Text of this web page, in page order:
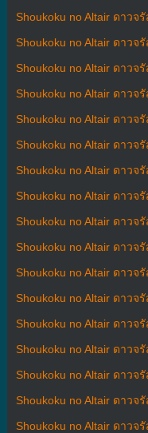
Shoukoku no Altair ดาว
Shoukoku no Altair ดาว
Shoukoku no Altair ดาว
Shoukoku no Altair ดาว
Shoukoku no Altair ดาว
Shoukoku no Altair ดาว
Shoukoku no Altair ดาว
Shoukoku no Altair ดาว
Shoukoku no Altair ดาว
Shoukoku no Altair ดาว
Shoukoku no Altair ดาว
Shoukoku no Altair ดาว
Shoukoku no Altair ดาว
Shoukoku no Altair ดาว
Shoukoku no Altair ดาว
Shoukoku no Altair ดาว
Shoukoku no Altair ดาว